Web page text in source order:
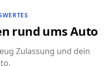
rund ums Auto
Zulassung und dein